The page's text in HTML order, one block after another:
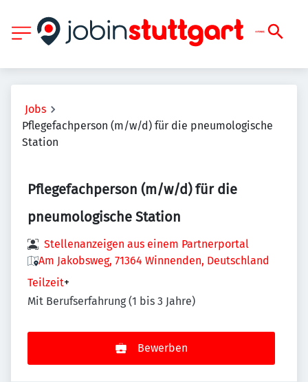
Jobs
Pflegefachperson (m/w/d) für die pneumologische
Station
Pflegefachperson (m/w/d) für die
pneumologische Station
Stellenanzeigen aus einem Partnerportal
Am Jakobsweg, 71364 Winnenden, Deutschland
Teilzeit+
Mit Berufserfahrung (1 bis 3 Jahre)
Bewerben